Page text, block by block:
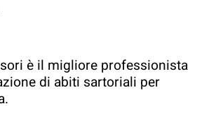
è il migliore professionista
di abiti sartoriali per